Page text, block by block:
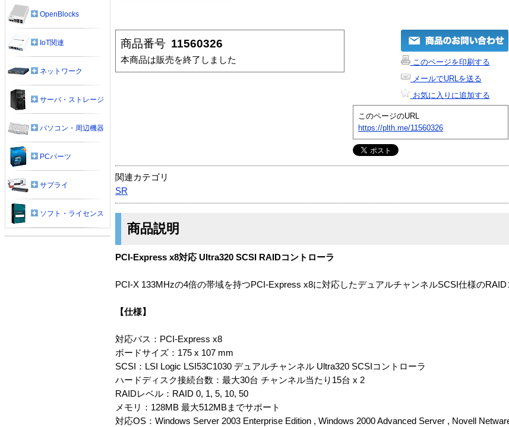
商品番号 11560326
本商品は販売を終了しました
このページを印刷する
メールでURLを送る
お気に入りに追加する
このページのURL
https://plth.me/11560326
関連カテゴリ
SR
商品説明
PCI-Express x8対応 Ultra320 SCSI RAIDコントローラ
PCI-X 133MHzの4倍の帯域を持つPCI-Express x8に対応したデュアルチャンネルSCSI仕様のRAID
【仕様】
対応バス：PCI-Express x8
ボードサイズ：175 x 107 mm
SCSI：LSI Logic LSI53C1030 デュアルチャンネル Ultra320 SCSIコントローラ
ハードディスク接続台数：最大30台 チャンネル当たり15台 x 2
RAIDレベル：RAID 0, 1, 5, 10, 50
メモリ：128MB 最大512MBまでサポート
対応OS：Windows Server 2003 Enterprise Edition , Windows 2000 Advanced Server , Novell
OpenBlocks
IoT関連
ネットワーク
サーバ・ストレージ
パソコン・周辺機器
PCパーツ
サプライ
ソフト・ライセンス